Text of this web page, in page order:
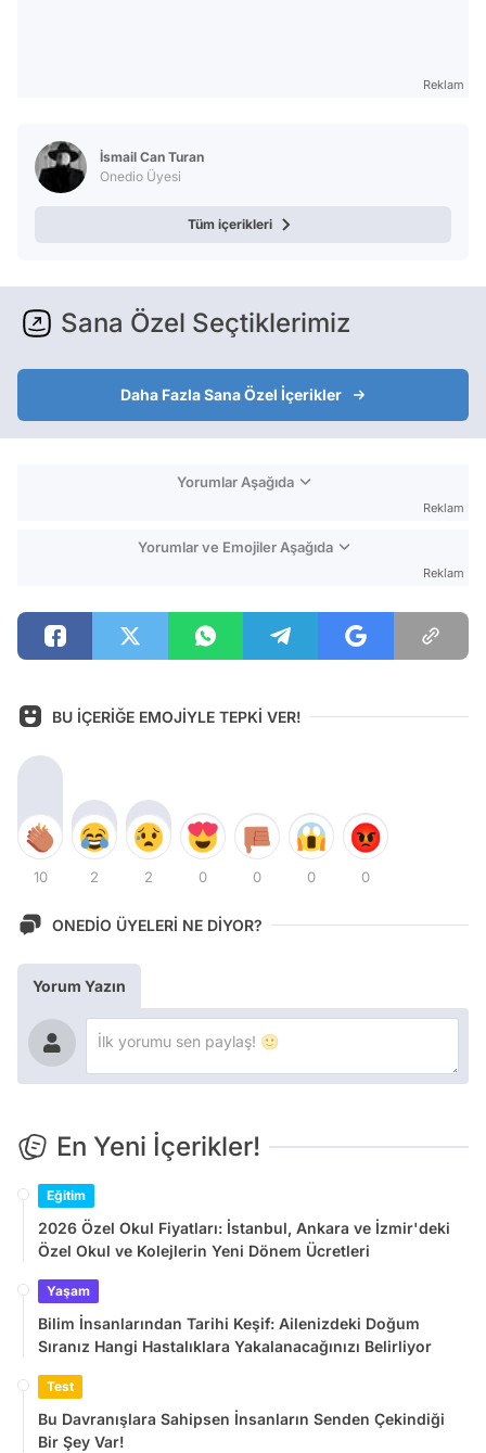
Reklam
İsmail Can Turan
Onedio Üyesi
Tüm içerikleri
Sana Özel Seçtiklerimiz
Daha Fazla Sana Özel İçerikler
Yorumlar Aşağıda
Reklam
Yorumlar ve Emojiler Aşağıda
Reklam
BU İÇERİĞE EMOJİYLE TEPKİ VER!
10 2 2 0 0 0 0
ONEDİO ÜYELERİ NE DİYOR?
Yorum Yazın
En Yeni İçerikler!
Eğitim
2026 Özel Okul Fiyatları: İstanbul, Ankara ve İzmir'deki
Özel Okul ve Kolejlerin Yeni Dönem Ücretleri
Yaşam
Bilim İnsanlarından Tarihi Keşif: Ailenizdeki Doğum
Sıranız Hangi Hastalıklara Yakalanacağınızı Belirliyor
Test
Bu Davranışlara Sahipsen İnsanların Senden Çekindiği
Bir Şey Var!